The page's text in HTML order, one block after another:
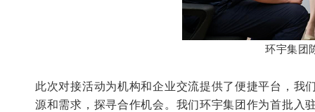
环宇集团
此次对接活动为机构和企业交流提供了便捷平台，我
源和需求，探寻合作机会。我们环宇集团作为首批入